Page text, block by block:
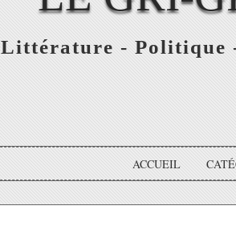
Littérature - Politique
ACCUEIL